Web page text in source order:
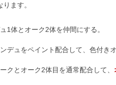
ます。
1体とオーク2体を仲間にする。
デュをペイント配合して、色付き
クとオーク2体目を通常配合して、